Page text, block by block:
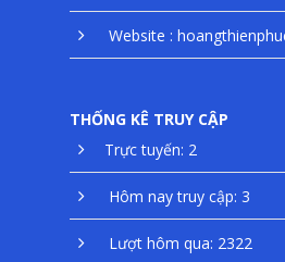
Website :
THỐNG KÊ TRUY CẬP
Trực tuyến: 2
Hôm nay truy cập: 3
Lượt hôm qua: 2322